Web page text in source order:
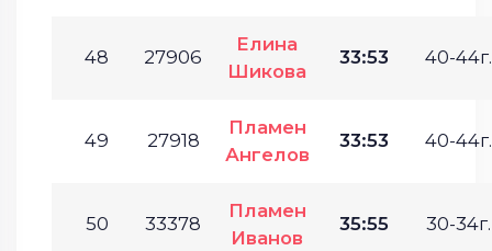
48 27906
Елина
Шикова
33:53 40-44г.
49 27918
Пламен
Ангелов
33:53 40-44г.
50 33378
Пламен
Иванов
35:55 30-34г.